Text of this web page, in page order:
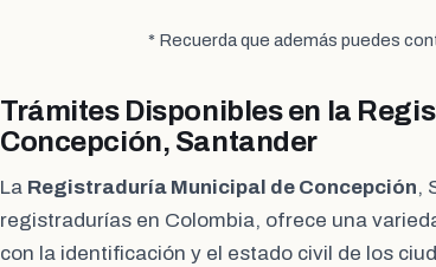
* Recuerda que además puedes
Trámites Disponibles en la
Concepción, Santander
La Registraduría Municipal de Concepción,
registradurías en Colombia, ofrece una
con la identificación y el estado civil de los